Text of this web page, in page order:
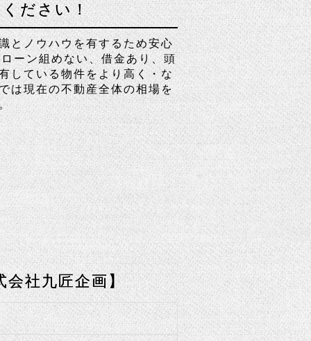
ださい！
とノウハウを有するため安心
ーン組めない、借金あり、頭
している物件をより高く・な
は現在の不動産全体の相場を
会社九匠企画】